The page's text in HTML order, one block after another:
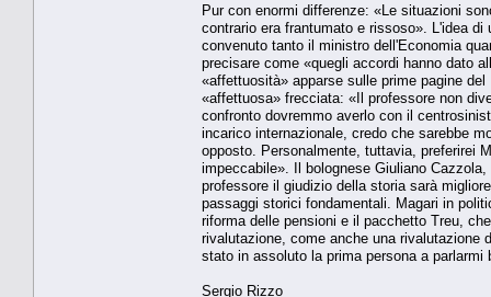
Pur con enormi differenze: «Le situazioni
contrario era frantumato e rissoso». L'idea
convenuto tanto il ministro dell'Economia
precisare come «quegli accordi hanno dato
«affettuosità» apparse sulle prime pagine
«affettuosa» frecciata: «Il professore non
confronto dovremmo averlo con il
incarico internazionale, credo che sarebbe
opposto. Personalmente, tuttavia, preferirei
impeccabile». Il bolognese Giuliano
professore il giudizio della storia sarà
passaggi storici fondamentali. Magari in
riforma delle pensioni e il pacchetto Treu,
rivalutazione, come anche una rivalutazione
stato in assoluto la prima persona a parlarmi
Sergio Rizzo